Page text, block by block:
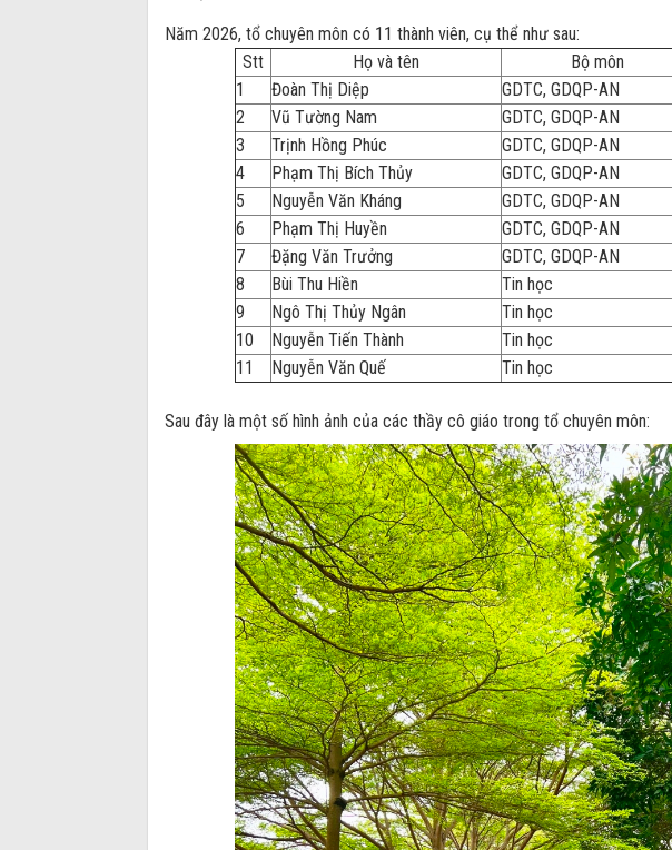
Năm 2026, tổ chuyên môn có 11 thành viên, cụ thể như sau:
Stt
Họ và tên Bộ môn
1
Đoàn Thị Diệp GDTC, GDQP-AN
2
Vũ Tường Nam GDTC, GDQP-AN
3
Trịnh Hồng Phúc GDTC, GDQP-AN
4
Phạm Thị Bích Thủy GDTC, GDQP-AN
5
Nguyễn Văn Kháng GDTC, GDQP-AN
6
Phạm Thị Huyền GDTC, GDQP-AN
7
Đặng Văn Trưởng GDTC, GDQP-AN
8
Bùi Thu Hiền Tin học
9
Ngô Thị Thủy Ngân Tin học
10
Nguyễn Tiến Thành Tin học
11
Nguyễn Văn Quế Tin học
Sau đây là một số hình ảnh của các thầy cô giáo trong tổ chuyên môn: